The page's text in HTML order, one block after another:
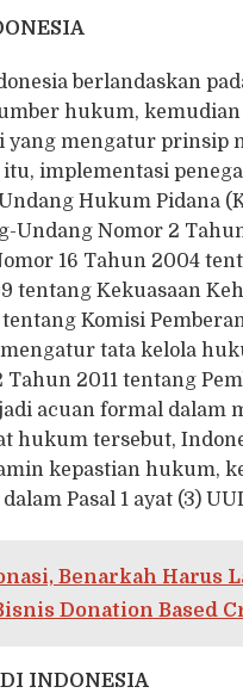
berlandaskan
hukum,
yang mengatur prinsip
implementasi
Hukum Pidana
Undang Nomor 2
16 Tahun 2004
tentang Kekuasaan
Komisi
tata kelola
2011 tentang
acuan formal
hukum tersebut,
kepastian hukum,
Pasal 1 ayat (3)
Benarkah Harus
Donation Based
INDONESIA